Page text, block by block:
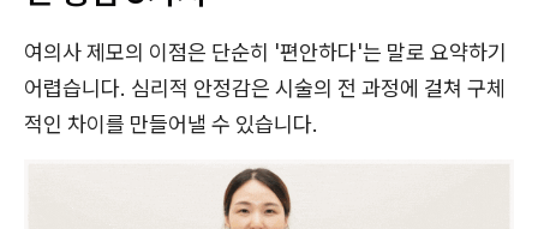
여의사 제모의 이점은 단순히 '편안하다'는 말로 요약하기
어렵습니다. 심리적 안정감은 시술의 전 과정에 걸쳐 구체
적인 차이를 만들어낼 수 있습니다.